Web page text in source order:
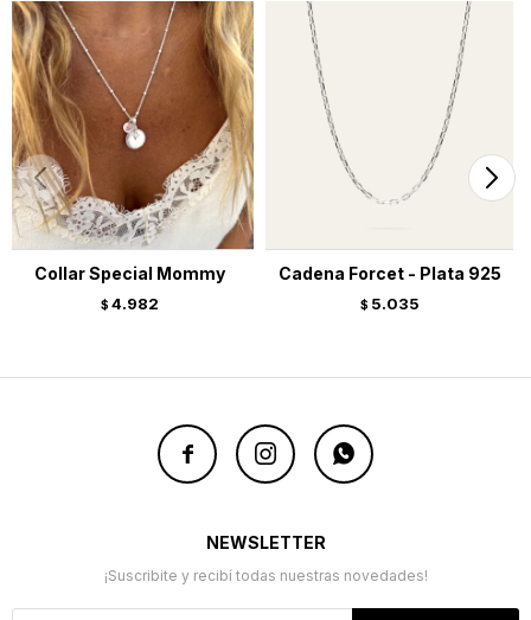
Collar Special Mommy
$ 4.982
Cadena Forcet - Plata 925
$ 5.035
  
NEWSLETTER
¡Suscribite y recibí todas nuestras novedades!